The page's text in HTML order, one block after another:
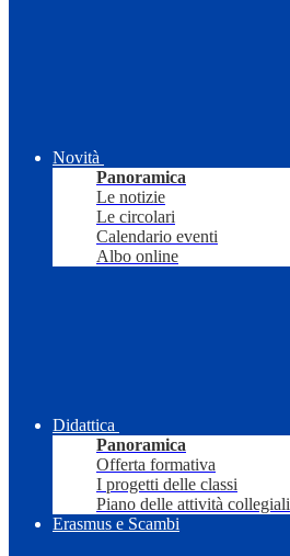
Novità
Panoramica
Le notizie
Le circolari
Calendario eventi
Albo online
Didattica
Panoramica
Offerta formativa
I progetti delle classi
Piano delle attività collegiali
Erasmus e Scambi